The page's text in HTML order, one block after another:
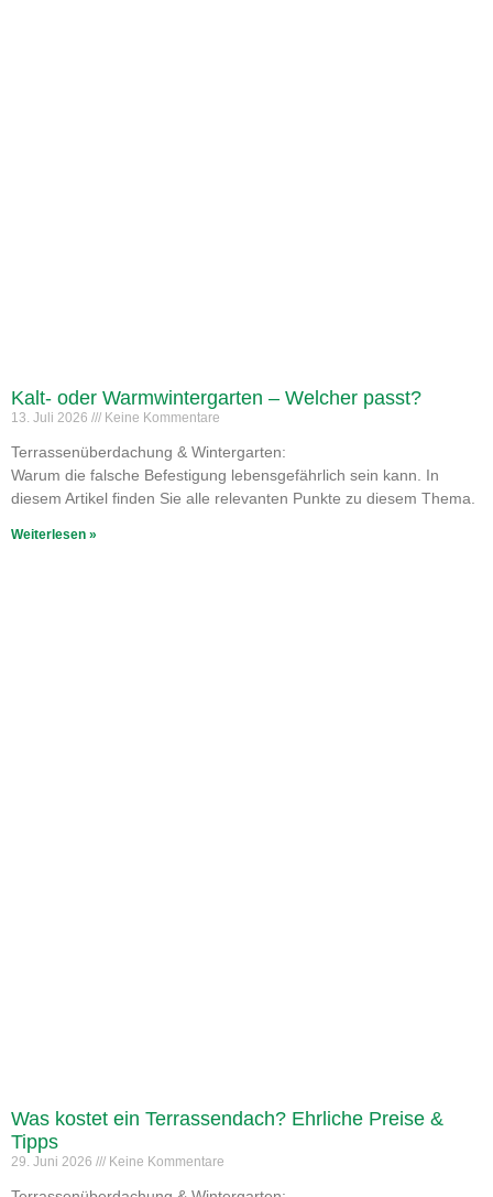
Kalt- oder Warmwintergarten – Welcher passt?
13. Juli 2026 Keine Kommentare
Terrassenüberdachung & Wintergarten:
Warum die falsche Befestigung lebensgefährlich sein kann. In
diesem Artikel finden Sie alle relevanten Punkte zu diesem Thema.
Weiterlesen »
Was kostet ein Terrassendach? Ehrliche Preise &
Tipps
29. Juni 2026 Keine Kommentare